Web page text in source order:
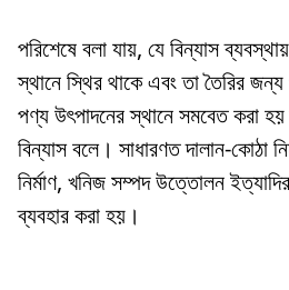
পরিশেষে বলা যায়, যে বিন্যাস ব্যবস্থায়
স্থানে স্থির থাকে এবং তা তৈরির
পণ্য উৎপাদনের স্থানে সমবেত করা
বিন্যাস বলে। সাধারণত দালান-কোঠা
নির্মাণ, খনিজ সম্পদ উত্তোলন
ব্যবহার করা হয়।